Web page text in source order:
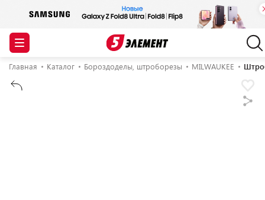
Главная Каталог Бороздоделы, штроборезы MILWAUKEE